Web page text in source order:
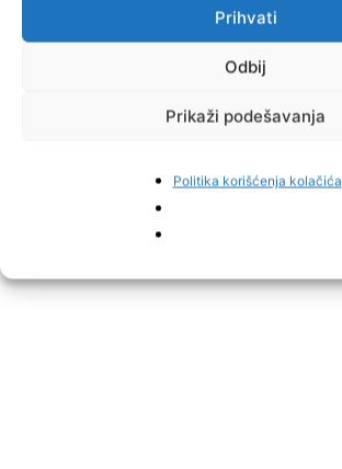
Prihvati
Odbij
Prikaži podešavanja
Politika korišćenja kolačića